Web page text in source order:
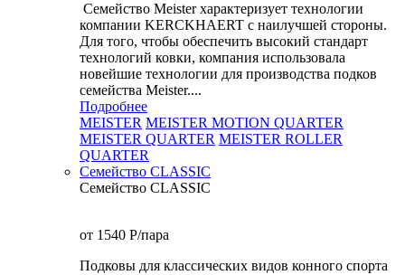
Семейство Meister характеризует технологии
компании KERCKHAERT с наилучшей стороны.
Для того, чтобы обеспечить высокий стандарт
технологий ковки, компания использовала
новейшие технологии для производства подков
семейства Meister....
Подробнее
MEISTER MEISTER MOTION QUARTER
MEISTER QUARTER MEISTER ROLLER
QUARTER
Семейство CLASSIC
Семейство CLASSIC
от 1540 P/пара
Подковы для классических видов конного спорта